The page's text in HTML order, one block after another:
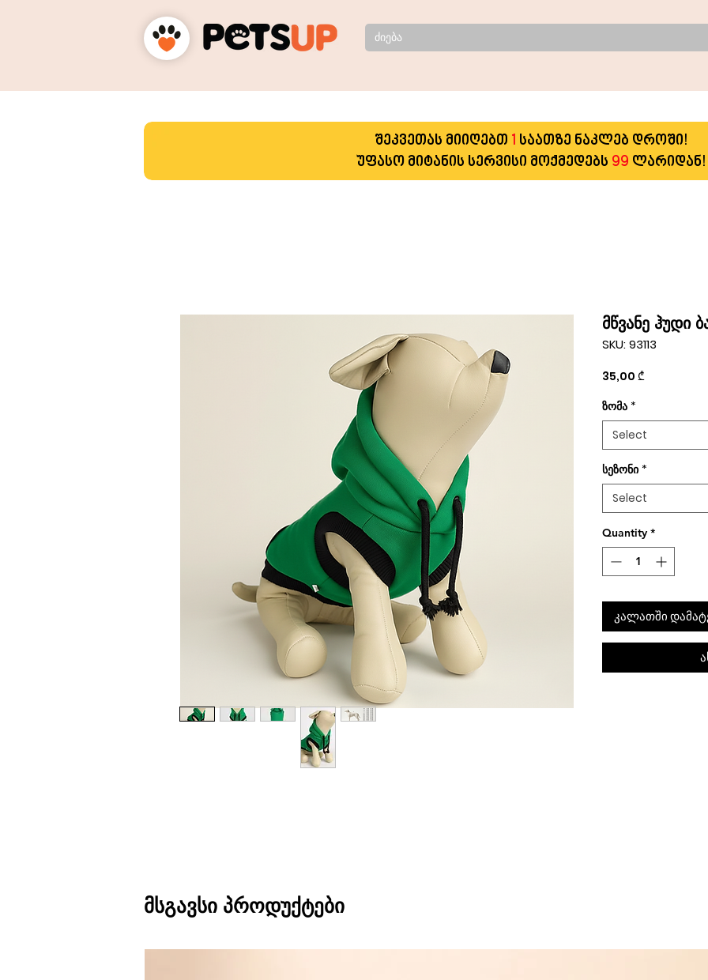
შეკვეთას მიიღებთ 1 საათზე ნაკლებ დროში!
უფასო მიტანის სერვისი მოქმედებს 99 ლარიდან!
მწვანე ჰუდი
SKU: 93113
35,00 ₾
ზომა *
Select
სეზონი *
Select
Quantity *
კალათში
მსგავსი პროდუქტები